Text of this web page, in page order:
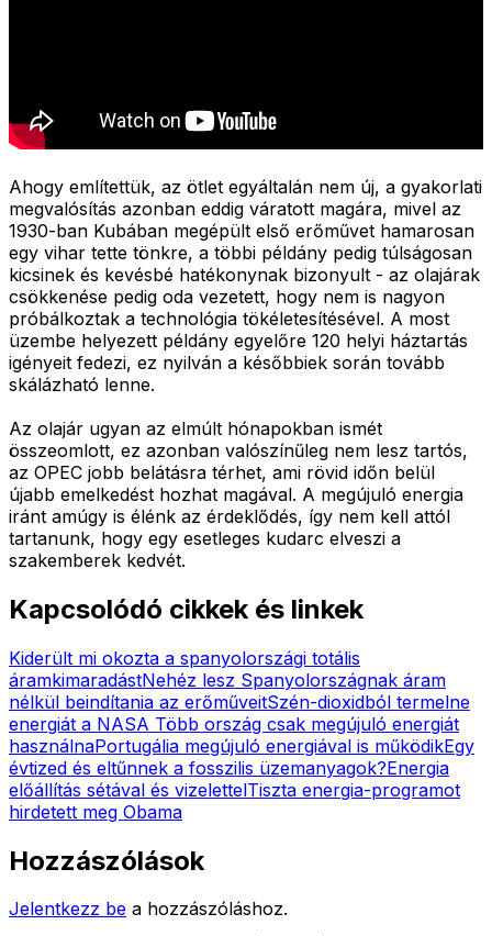
Ahogy említettük, az ötlet egyáltalán nem új, a gyakorlati
megvalósítás azonban eddig váratott magára, mivel az
1930-ban Kubában megépült első erőművet hamarosan
egy vihar tette tönkre, a többi példány pedig túlságosan
kicsinek és kevésbé hatékonynak bizonyult - az olajárak
csökkenése pedig oda vezetett, hogy nem is nagyon
próbálkoztak a technológia tökéletesítésével. A most
üzembe helyezett példány egyelőre 120 helyi háztartás
igényeit fedezi, ez nyilván a későbbiek során tovább
skálázható lenne.
Az olajár ugyan az elmúlt hónapokban ismét
összeomlott, ez azonban valószínűleg nem lesz tartós,
az OPEC jobb belátásra térhet, ami rövid időn belül
újabb emelkedést hozhat magával. A megújuló energia
iránt amúgy is élénk az érdeklődés, így nem kell attól
tartanunk, hogy egy esetleges kudarc elveszi a
szakemberek kedvét.
Kapcsolódó cikkek és linkek
Kiderült mi okozta a spanyolországi totális
áramkimaradástNehéz lesz Spanyolországnak áram
nélkül beindítania az erőműveitSzén-dioxidból termelne
energiát a NASA Több ország csak megújuló energiát
használnaPortugália megújuló energiával is működikEgy
évtized és eltűnnek a fosszilis üzemanyagok?Energia
előállítás sétával és vizelettelTiszta energia-programot
hirdetett meg Obama
Hozzászólások
Jelentkezz be a hozzászóláshoz.